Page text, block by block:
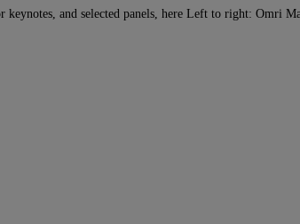
and selected panels, here Left to right: Omri